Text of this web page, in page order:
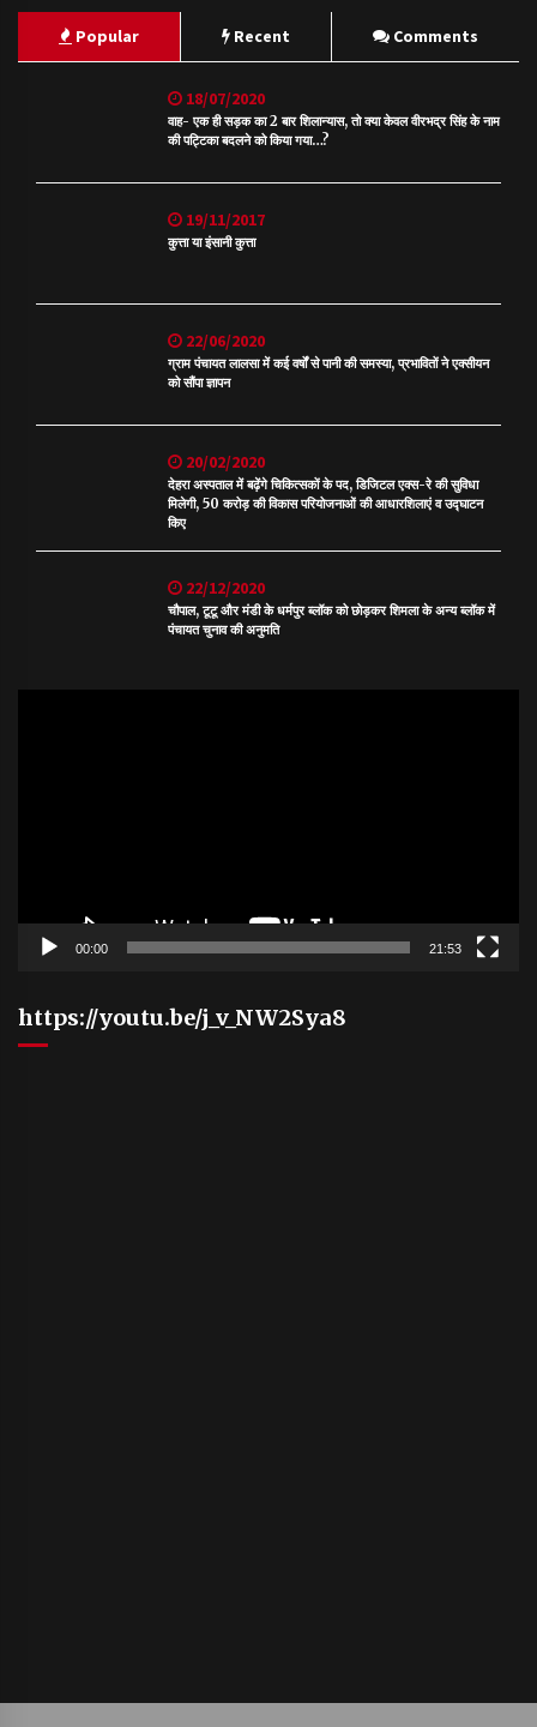
Popular Recent Comments
18/07/2020
वाह- एक ही सड़क का 2 बार शिलान्यास, तो क्या केवल वीरभद्र सिंह के नाम
की पट्टिका बदलने को किया गया…?
19/11/2017
कुत्ता या इंसानी कुत्ता
22/06/2020
ग्राम पंचायत लालसा में कई वर्षों से पानी की समस्या, प्रभावितों ने एक्सीयन
को सौंपा ज्ञापन
20/02/2020
देहरा अस्पताल में बढ़ेंगे चिकित्सकों के पद, डिजिटल एक्स-रे की सुविधा
मिलेगी, 50 करोड़ की विकास परियोजनाओं की आधारशिलाएं व उद्घाटन
किए
22/12/2020
चौपाल, टूटू और मंडी के धर्मपुर ब्लॉक को छोड़कर शिमला के अन्य ब्लॉक में
पंचायत चुनाव की अनुमति
00:00 21:53
https://youtu.be/j_v_NW2Sya8